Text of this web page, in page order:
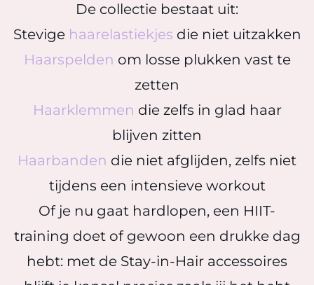
De collectie bestaat uit:
Stevige haarelastiekjes die niet uitzakken
Haarspelden om losse plukken vast te
zetten
Haarklemmen die zelfs in glad haar
blijven zitten
Haarbanden die niet afglijden, zelfs niet
tijdens een intensieve workout
Of je nu gaat hardlopen, een HIIT-
training doet of gewoon een drukke dag
hebt: met de Stay-in-Hair accessoires